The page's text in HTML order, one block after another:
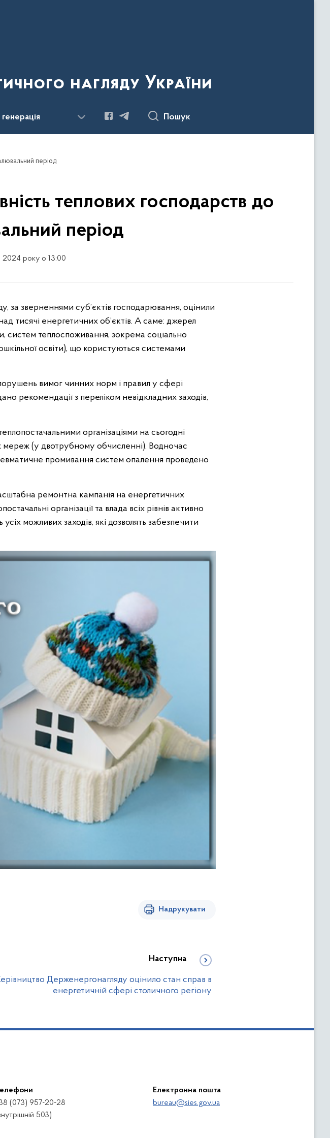
нагляду України
Пошук
період
теплових господарств до
період
2024 року о 13:00
тисячі енергетичних об’єктів. А саме: джерел
систем теплоспоживання, зокрема соціально
освіти), що користуються системами
вимог чинних норм і правил у сфері
рекомендації з переліком невідкладних заходів,
організаціями на сьогодні
мереж (у двотрубному обчисленні). Водночас
промивання систем опалення проведено
ремонтна кампанія на енергетичних
організації та влада всіх рівнів активно
можливих заходів, які дозволять забезпечити
Надрукувати
Наступна
Держенергонагляду оцінило стан справ в
енергетичній сфері столичного регіону
(073) 957-20-28
503)
Електронна пошта
bureau@sies.gov.ua